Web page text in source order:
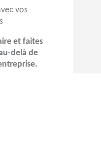
vos
et faites
delà de